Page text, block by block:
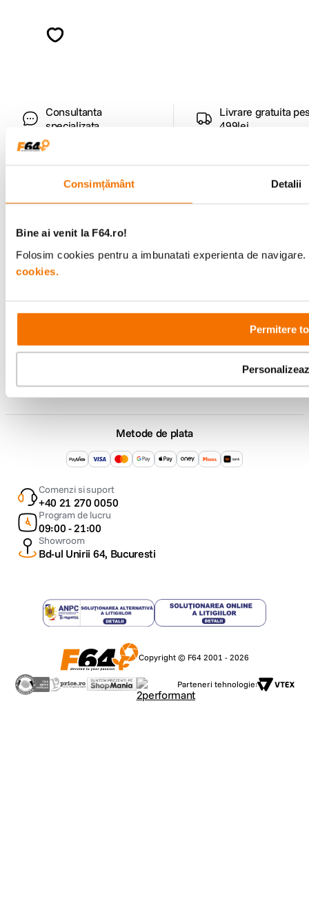
Consimțământ Detalii
Bine ai venit la F64.ro!
Folosim cookies pentru a imbunatati experienta de
cookies.
Permitere
Consultanta
specializata
Livrare gratuita
499lei
Comenzi si livrare
Suport
Service si garantii
Metode de plata
Comenzi si suport
+40 21 270 0050
Program de lucru
09:00 - 21:00
Showroom
Bd-ul Unirii 64, Bucuresti
Copyright © F64 2001 - 2026
Parteneri tehnologie: